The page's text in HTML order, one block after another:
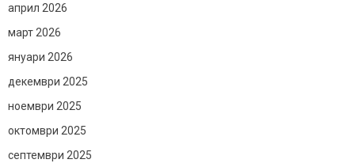
април 2026
март 2026
януари 2026
декември 2025
ноември 2025
октомври 2025
септември 2025